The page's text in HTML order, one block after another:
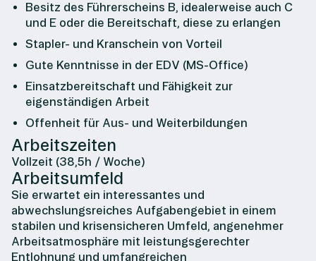
Besitz des Führerscheins B, idealerweise auch C
und E oder die Bereitschaft, diese zu erlangen
Stapler- und Kranschein von Vorteil
Gute Kenntnisse in der EDV (MS-Office)
Einsatzbereitschaft und Fähigkeit zur
eigenständigen Arbeit
Offenheit für Aus- und Weiterbildungen
Arbeitszeiten
Vollzeit (38,5h / Woche)
Arbeitsumfeld
Sie erwartet ein interessantes und
abwechslungsreiches Aufgabengebiet in einem
stabilen und krisensicheren Umfeld, angenehmer
Arbeitsatmosphäre mit leistungsgerechter
Entlohnung und umfangreichen